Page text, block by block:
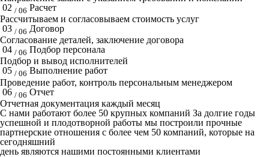
02 / 06 Расчет
Рассчитываем и согласовываем стоимость услуг
03 / 06 Договор
Согласование деталей, заключение договора
04 / 06 Подбор персонала
Подбор и вывод исполнителей
05 / 06 Выполнение работ
Проведение работ, контроль персональным менеджером
06 / 06 Отчет
Отчетная документация каждый месяц
C нами работают более 50 крупных компаний За долгие годы
успешной и плодотворной работы мы построили прочные
партнерские отношения с более чем 50 компаний, которые на
сегодняшний
день являются нашими постоянными клиентами